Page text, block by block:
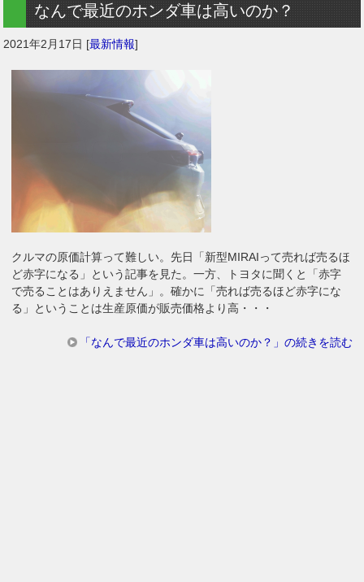
なんで最近のホンダ車は高いのか？
2021年2月17日 [最新情報]
クルマの原価計算って難しい。先日「新型MIRAIって売れば売るほ
ど赤字になる」という記事を見た。一方、トヨタに聞くと「赤字
で売ることはありえません」。確かに「売れば売るほど赤字にな
る」ということは生産原価が販売価格より高・・・
「なんで最近のホンダ車は高いのか？」の続きを読む